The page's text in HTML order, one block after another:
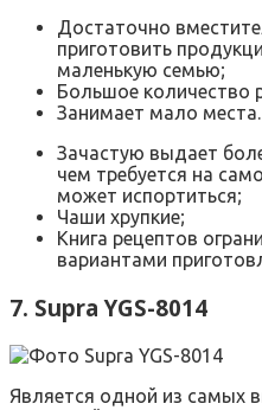
Достаточно
приготовить
маленькую семью;
Большое количество
Занимает мало места.
Зачастую выдает
чем требуется на
может испортиться;
Чаши хрупкие;
Книга рецептов
вариантами
7. Supra YGS-8014
Является одной из самых